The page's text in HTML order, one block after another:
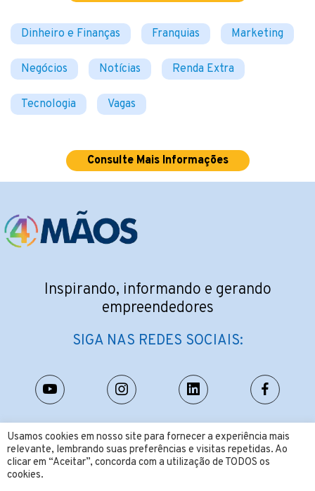
Dinheiro e Finanças Franquias Marketing
Negócios Notícias Renda Extra
Tecnologia Vagas
Consulte Mais Informações
Usamos cookies em nosso site para fornecer a experiência mais
relevante, lembrando suas preferências e visitas repetidas. Ao
clicar em “Aceitar”, concorda com a utilização de TODOS os
cookies.
Inspirando, informando e gerando
empreendedores
SIGA NAS REDES SOCIAIS:
CONTATO:
contato@4maos.com.br